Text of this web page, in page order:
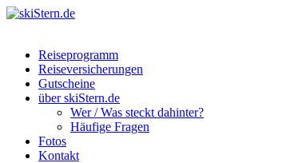
Reiseprogramm
Reiseversicherungen
Gutscheine
über skiStern.de
Wer / Was steckt dahinter?
Häufige Fragen
Fotos
Kontakt